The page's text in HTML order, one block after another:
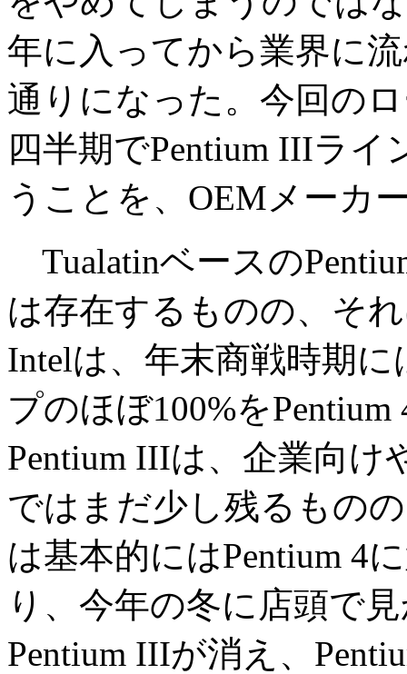
年に入ってから業界に
通りになった。今回の
四半期でPentium IIIラ
うことを、OEMメーカ
Tualatinベースの
は存在するものの、そ
Intelは、年末商戦時期
プのほぼ100%を
Pentium IIIは、企業向
ではまだ少し残るもの
は基本的にはPentium 4
り、今年の冬に店頭で
Pentium IIIが消え、